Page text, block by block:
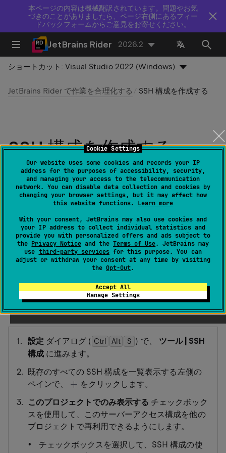
Cookie Settings
Our website uses some cookies and records your IP
address for the purposes of accessibility, security,
and managing your access to the telecommunication
network. You can disable data collection and cookies by
changing your browser settings, but it may affect how
this website functions. Learn more
With your consent, JetBrains may also use cookies and
your IP address to collect individual statistics and
provide you with personalized offers and ads subject to
the Privacy Noticeand the Terms of Use. JetBrains may
use third-party servicesfor this purpose. You can
adjust or withdraw your consent at any time by visiting
the Opt-Out.
Accept All
Manage Settings
本ページの内容は機械翻訳されています。問題やお気
づきのことがありましたら、ページ右側にあるフィー
ドバックフォームからご意見をお寄せください。
JetBrains Rider 2026.2
ショートカット:Visual Studio 2022 (Windows)
JetBrains Rider で作業を合理化する SSH 構成を作成する
SSH 構成を作成する
最終更新日： 2026 年 7 月 17 日
必要なプラグイン：FTP/SFTP/WebDAV
Connectivity（バンドル済み）
JetBrains Rider では、リモートサーバーの SSH 接続パラ
メーターを専用の SSH 構成として保存できます。 作成さ
SFTP デプロイサーバーへの接続、またはSSH セッショ
ンの起動に使用できます。
設定 ダイアログ ( Ctrl Alt 0
S ) で、 ツール | SSH
構成 に進みます。
既存のすべての SSH 構成を一覧表示する左側の
ペインで、
をクリックします。
このプロジェクトでのみ表示する チェックボック
スを使用して、このサーバーアクセス構成を他の
プロジェクトで再利用できるようにします。
チェックボックスを選択して、SSH 構成の使